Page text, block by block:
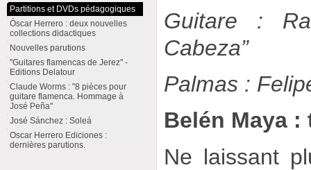
Guitare :
Cabeza”
Palmas :
Belén Maya
Ne laissant
Partitions et DVDs pédagogiques
Óscar Herrero : deux nouvelles
collections didactiques
Nouvelles parutions
"Guitares flamencas de Jerez" -
Editions Delatour
Claude Worms : "8 pièces pour
guitare flamenca. Hommage à
José Peña"
José Sánchez : Soleá
Oscar Herrero Ediciones :
dernières parutions.